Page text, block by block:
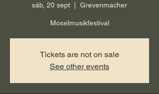
sáb, 20 sept Grevenmacher
Moselmusikfestival
Tickets are not on sale
See other events